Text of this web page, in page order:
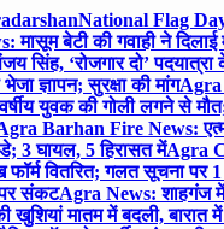
National Flag
मासूम बेटी की गवाही ने
‘रोजगार दो’ पदयात्रा
ज्ञापन; सुरक्षा की मांगAgra
युवक की गोली लगने से मौत;
Barhan Fire News:
3 घायल, 5 हिरासत मेंAgra
वितरित; गलत सूचना पर
पर संकटAgra News: शाहगंज
मातम में बदली, बारात में